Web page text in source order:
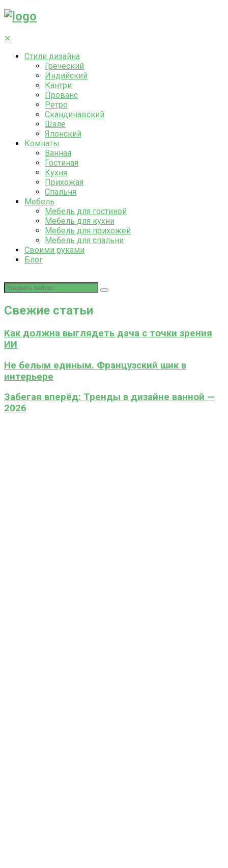
✕
Стили дизайна
Греческий
Индийский
Кантри
Прованс
Ретро
Скандинавский
Шале
Японский
Комнаты
Ванная
Гостиная
Кухня
Прихожая
Спальня
Мебель
Мебель для гостиной
Мебель для кухни
Мебель для прихожей
Мебель для спальни
Своими руками
Блог
Свежие статьи
Как должна выглядеть дача с точки зрения
ИИ
Не белым единым. Французский шик в
интерьере
Забегая вперёд: Тренды в дизайне ванной —
2026